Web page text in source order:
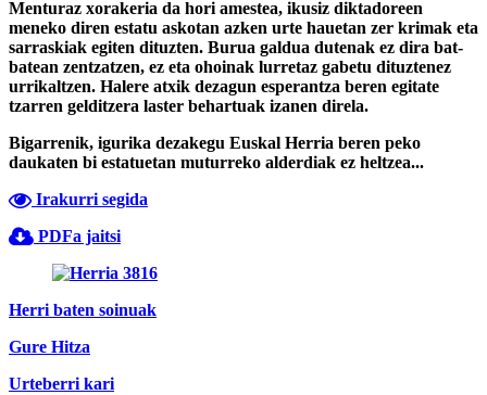
Menturaz xorakeria da hori amestea, ikusiz diktadoreen
meneko diren estatu askotan azken urte hauetan zer krimak eta
sarraskiak egiten dituzten. Burua galdua dutenak ez dira bat-
batean zentzatzen, ez eta ohoinak lurretaz gabetu dituztenez
urrikaltzen. Halere atxik dezagun esperantza beren egitate
tzarren gelditzera laster behartuak izanen direla.
Bigarrenik, igurika dezakegu Euskal Herria beren peko
daukaten bi estatuetan muturreko alderdiak ez heltzea...
Irakurri segida
PDFa jaitsi
Herri baten soinuak
Gure Hitza
Urteberri kari